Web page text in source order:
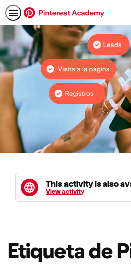
This activity is also
View activity
Etiqueta de